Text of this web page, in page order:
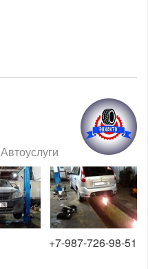
Автоуслуги
+7-987-726-98-51